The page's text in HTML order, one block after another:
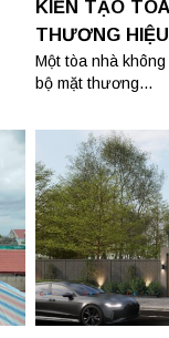
KIẾN TẠO
THƯƠNG HIỆU
Một tòa nhà
bộ mặt thương...